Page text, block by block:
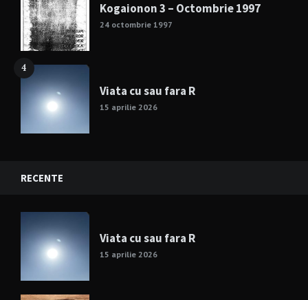
Kogaionon 3 – Octombrie 1997
24 octombrie 1997
4
Viata cu sau fara R
15 aprilie 2026
RECENTE
Viata cu sau fara R
15 aprilie 2026